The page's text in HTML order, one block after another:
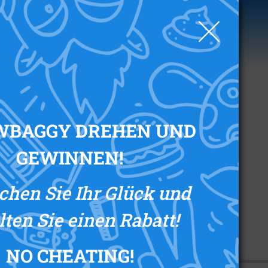
DREHEN UND
GEWINNEN!
Sie Ihr Glück und
Sie einen Rabatt!
NO CHEATING!